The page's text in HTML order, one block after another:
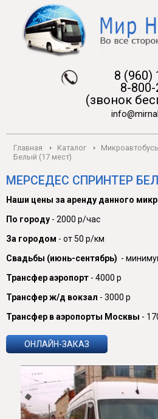
8 (960)
8-
(звонок
Главная Каталог
Белый (17 мест)
МЕРСЕДЕС СПРИНТЕР
Наши цены за аренду данного
По городу - 2000 р/час
За городом - от 50 р/км
Свадьбы (июнь-сентябрь) -
Трансфер аэропорт - 4000 р
Трансфер ж/д вокзал - 3000 р
Трансфер в аэропорты Москвы -
ОНЛАЙН-ЗАКАЗ